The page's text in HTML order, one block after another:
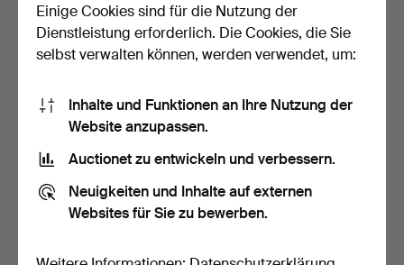
FILMPLAKATE, 2 Stk.,
"Zarak, der Rebell" u…
5 Tage
32 USD
ANKER und PROPELLER.
Miniatur aus Gussbron…
6 Tage
159 USD
Einige Cookies sind für die Nutzung der
Dienstleistung erforderlich. Die Cookies, die Sie
selbst verwalten können, werden verwendet, um:
Inhalte und Funktionen an Ihre Nutzung der
Website anzupassen.
Auctionet zu entwickeln und verbessern.
Neuigkeiten und Inhalte auf externen
Websites für Sie zu bewerben.